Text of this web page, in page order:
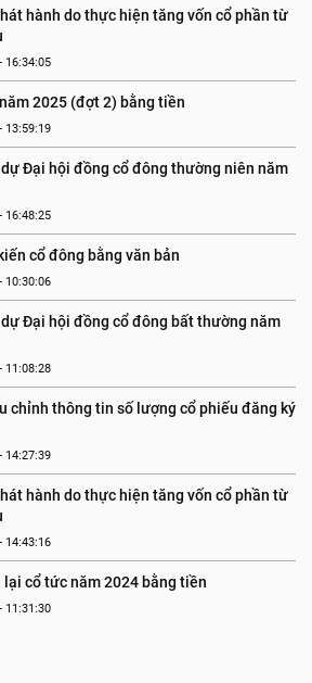
hành do thực hiện tăng vốn cổ phần từ
16:34:05
2025 (đợt 2) bằng tiền
13:59:19
Đại hội đồng cổ đông thường niên năm
16:48:25
cổ đông bằng văn bản
10:30:06
Đại hội đồng cổ đông bất thường năm
11:08:28
chỉnh thông tin số lượng cổ phiếu đăng ký
14:27:39
hành do thực hiện tăng vốn cổ phần từ
14:43:16
lại cổ tức năm 2024 bằng tiền
11:31:30